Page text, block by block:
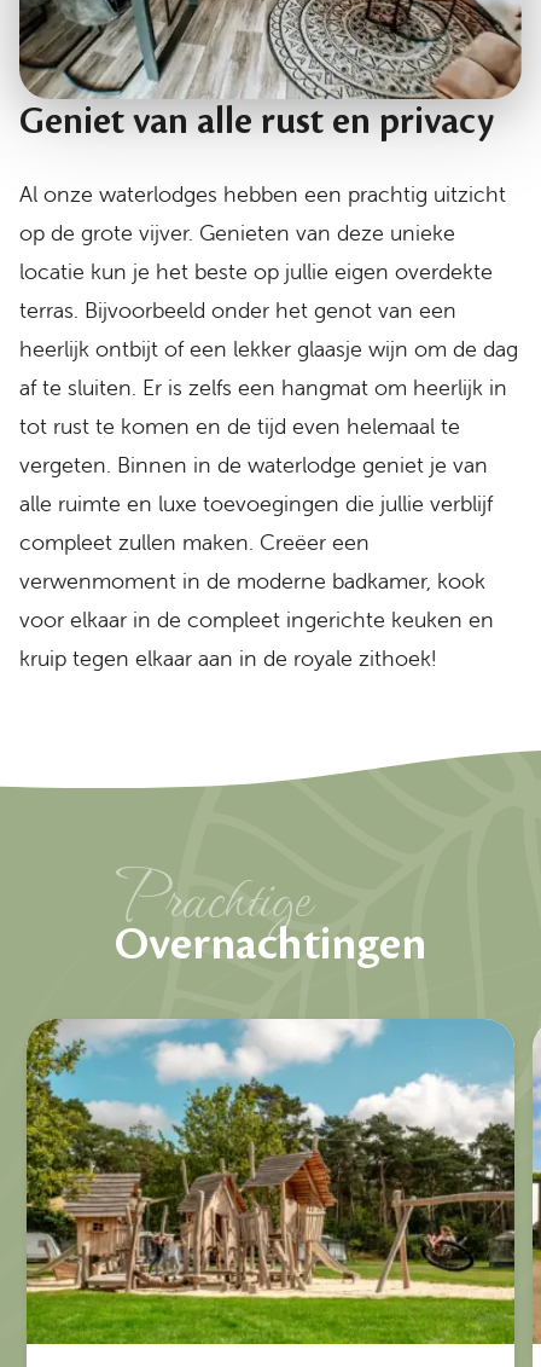
Geniet van alle rust en privacy
Al onze waterlodges hebben een prachtig uitzicht
op de grote vijver. Genieten van deze unieke
locatie kun je het beste op jullie eigen overdekte
terras. Bijvoorbeeld onder het genot van een
heerlijk ontbijt of een lekker glaasje wijn om de dag
af te sluiten. Er is zelfs een hangmat om heerlijk in
tot rust te komen en de tijd even helemaal te
vergeten. Binnen in de waterlodge geniet je van
alle ruimte en luxe toevoegingen die jullie verblijf
compleet zullen maken. Creëer een
verwenmoment in de moderne badkamer, kook
voor elkaar in de compleet ingerichte keuken en
kruip tegen elkaar aan in de royale zithoek!
Prachtige
Overnachtingen